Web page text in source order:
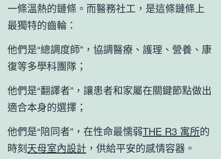
一條溫熱的鏈條。而醫務社工，是這條鏈條上
最獨特的齒輪：
他們是“總調度師”，協調醫療、護理、營養、康
復等多學科團隊；
他們是“翻譯者”，讓患者和家屬在關鍵節點做出
適合本身的選擇；
他們是“陪同者”，在性命最懦弱THE R3 寓所的
時刻天母室內設計 ，供給平安的感情容器。